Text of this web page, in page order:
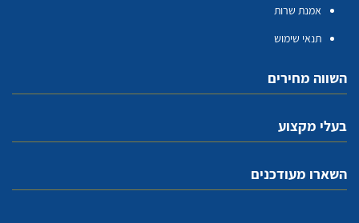
אמנת שרות
תנאי שימוש
השווה מחירים
בעלי מקצוע
השארו מעודכנים